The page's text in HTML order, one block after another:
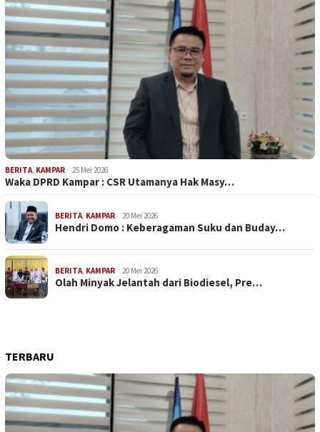
BERITA, KAMPAR 25 Mei 2026
Waka DPRD Kampar : CSR Utamanya Hak Masy…
BERITA, KAMPAR 20 Mei 2026
Hendri Domo : Keberagaman Suku dan Buday…
BERITA, KAMPAR 20 Mei 2026
Olah Minyak Jelantah dari Biodiesel, Pre…
TERBARU